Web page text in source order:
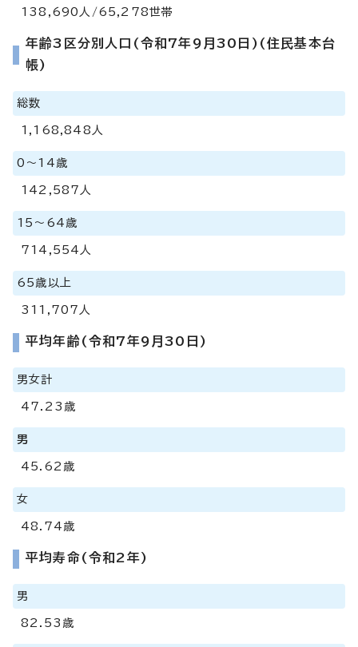
138,690人/65,278世帯
年齢3区分別人口(令和7年9月30日)(住民基本台
帳)
総数
1,168,848人
0～14歳
142,587人
15～64歳
714,554人
65歳以上
311,707人
平均年齢(令和7年9月30日)
男女計
47.23歳
男
45.62歳
女
48.74歳
平均寿命(令和2年)
男
82.53歳